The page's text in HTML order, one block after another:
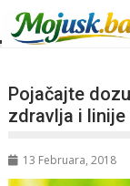
Pojačajte
zdravlja i linije
13 Februara, 2018